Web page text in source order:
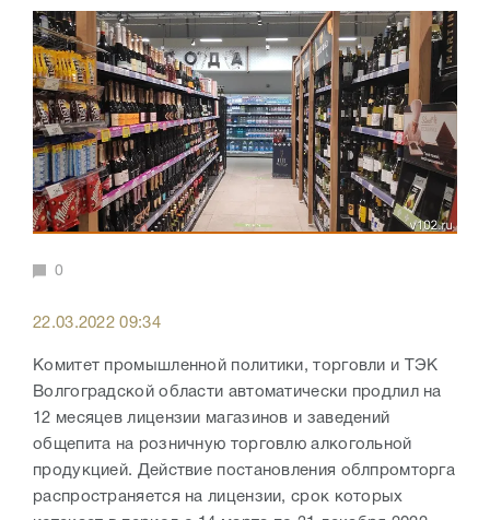
0
22.03.2022 09:34
Комитет промышленной политики, торговли и ТЭК
Волгоградской области автоматически продлил на
12 месяцев лицензии магазинов и заведений
общепита на розничную торговлю алкогольной
продукцией. Действие постановления облпромторга
распространяется на лицензии, срок которых